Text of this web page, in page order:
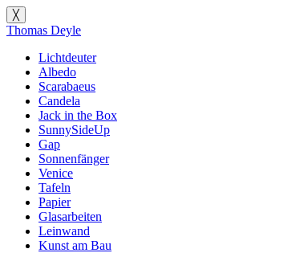
╳
Thomas Deyle
Lichtdeuter
Albedo
Scarabaeus
Candela
Jack in the Box
SunnySideUp
Gap
Sonnenfänger
Venice
Tafeln
Papier
Glasarbeiten
Leinwand
Kunst am Bau